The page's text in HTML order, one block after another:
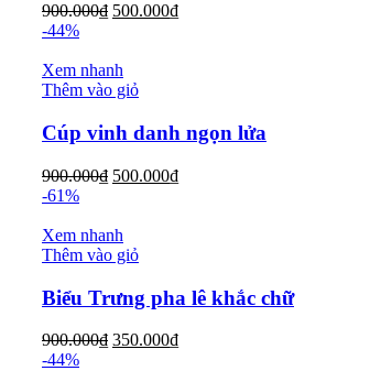
900.000₫ 500.000₫
-44%
Xem nhanh
Thêm vào giỏ
Cúp vinh danh ngọn lửa
900.000₫ 500.000₫
-61%
Xem nhanh
Thêm vào giỏ
Biểu Trưng pha lê khắc chữ
900.000₫ 350.000₫
-44%